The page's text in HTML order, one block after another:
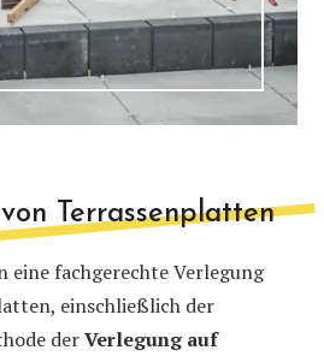
Terrassenplatten
eine fachgerechte Verlegung
einschließlich der
derVerlegung auf